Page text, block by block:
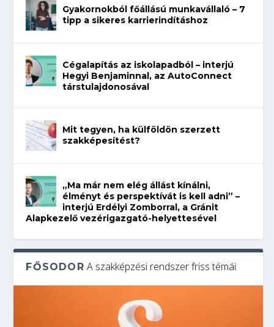
Gyakornokból főállású munkavállaló – 7
tipp a sikeres karrierindításhoz
Cégalapítás az iskolapadból – interjú
Hegyi Benjaminnal, az AutoConnect
társtulajdonosával
Mit tegyen, ha külföldön szerzett
szakképesítést?
„Ma már nem elég állást kínálni,
élményt és perspektívát is kell adni” –
interjú Erdélyi Zomborral, a Gránit
Alapkezelő vezérigazgató-helyettesével
FŐSODOR A szakképzési rendszer friss témái